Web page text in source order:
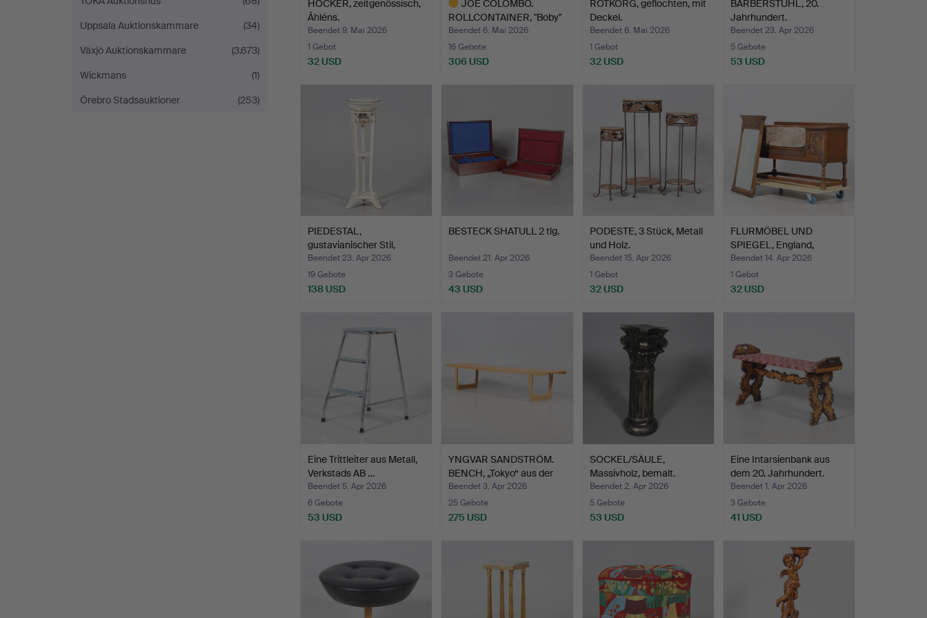
Uppsala Auktionskammare
(34)
Växjö Auktionskammare
(3.673)
Wickmans
(1)
Örebro Stadsauktioner
(253)
HOCKER, zeitgenössisch,
Åhléns.
Beendet 9. Mai 2026
1 Gebot
32 USD
JOE COLOMBO.
ROLLCONTAINER, "Boby"
Padova,…
Beendet 6. Mai 2026
16 Gebote
306 USD
ROTKORG, geflochten, mit
Deckel.
Beendet 6. Mai 2026
1 Gebot
32 USD
BARBERSTUHL, 20.
Jahrhundert.
Beendet 23. Apr 2026
5 Gebote
53 USD
PIEDESTAL,
gustavianischer Stil,
bemaltes …
Beendet 23. Apr 2026
19 Gebote
138 USD
BESTECK SHATULL 2 tlg.
Beendet 21. Apr 2026
3 Gebote
43 USD
PODESTE, 3 Stück, Metall
und Holz.
Beendet 15. Apr 2026
1 Gebot
32 USD
FLURMÖBEL UND
SPIEGEL, England,
Jaycee-Möb…
Beendet 14. Apr 2026
1 Gebot
32 USD
Eine Trittleiter aus Metall,
Verkstads AB …
Beendet 5. Apr 2026
6 Gebote
53 USD
YNGVAR SANDSTRÖM.
BENCH, „Tokyo“ aus der
T…
Beendet 3. Apr 2026
25 Gebote
275 USD
SOCKEL/SÄULE,
Massivholz, bemalt.
Beendet 2. Apr 2026
5 Gebote
53 USD
Eine Intarsienbank aus
dem 20. Jahrhundert.
Beendet 1. Apr 2026
3 Gebote
41 USD